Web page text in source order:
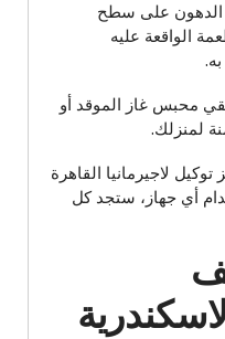
الدهون على سطح
الواقعة عليه
محبس غاز الموقد أو
لمنزلك.
لاجيرمانيا القاهرة
أي جهاز، ستجد كل